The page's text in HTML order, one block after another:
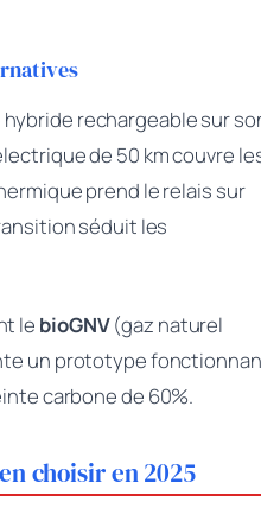
rechargeable sur
de 50 km couvre
prend le relais sur
séduit les
le bioGNV(gaz naturel
un prototype
carbone de 60%.
choisir en 2025